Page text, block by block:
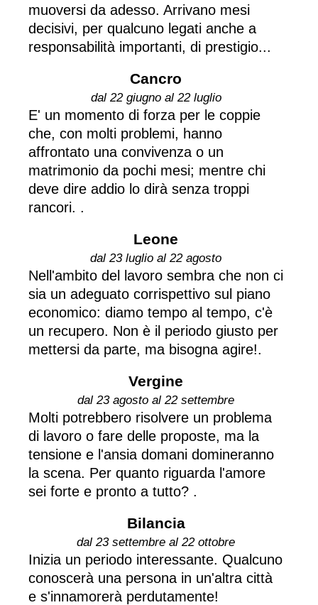
muoversi da adesso. Arrivano mesi
decisivi, per qualcuno legati anche a
responsabilità importanti, di prestigio...
Cancro
dal 22 giugno al 22 luglio
E' un momento di forza per le coppie
che, con molti problemi, hanno
affrontato una convivenza o un
matrimonio da pochi mesi; mentre chi
deve dire addio lo dirà senza troppi
rancori. .
Leone
dal 23 luglio al 22 agosto
Nell'ambito del lavoro sembra che non ci
sia un adeguato corrispettivo sul piano
economico: diamo tempo al tempo, c'è
un recupero. Non è il periodo giusto per
mettersi da parte, ma bisogna agire!.
Vergine
dal 23 agosto al 22 settembre
Molti potrebbero risolvere un problema
di lavoro o fare delle proposte, ma la
tensione e l'ansia domani domineranno
la scena. Per quanto riguarda l'amore
sei forte e pronto a tutto? .
Bilancia
dal 23 settembre al 22 ottobre
Inizia un periodo interessante. Qualcuno
conoscerà una persona in un'altra città
e s'innamorerà perdutamente!